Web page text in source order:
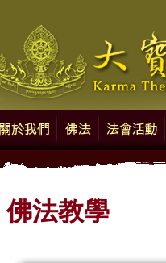
Karma Thegsum Chöling - New
佛法教學